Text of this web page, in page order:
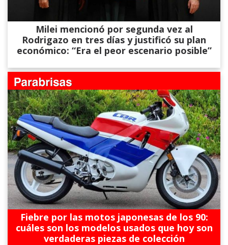
Milei mencionó por segunda vez al
Rodrigazo en tres días y justificó su plan
económico: “Era el peor escenario posible”
Fiebre por las motos japonesas de los 90:
cuáles son los modelos usados que hoy son
verdaderas piezas de colección